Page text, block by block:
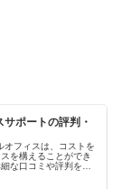
サポートの評判・
オフィスは、コストを
を構えることができ
な口コミや評判をチ